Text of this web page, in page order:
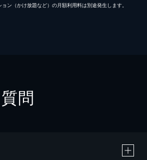
ン（かけ放題など）の月額利用料は別途発生します。
問